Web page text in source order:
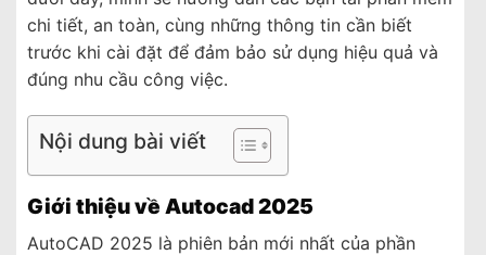
chi tiết, an toàn, cùng những thông tin cần biết
trước khi cài đặt để đảm bảo sử dụng hiệu quả và
đúng nhu cầu công việc.
Nội dung bài viết
Giới thiệu về Autocad 2025
AutoCAD 2025 là phiên bản mới nhất của phần